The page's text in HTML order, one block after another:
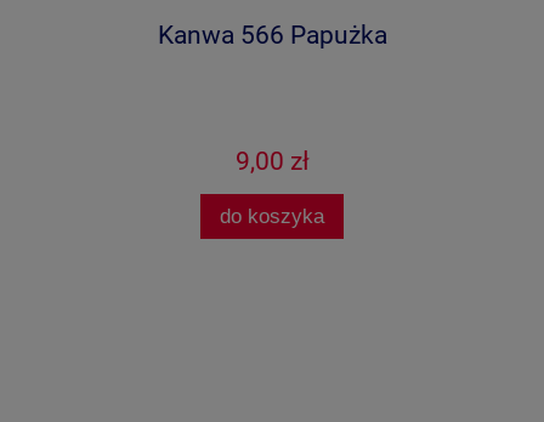
Kanwa 566 Papużka
9,00 zł
do koszyka